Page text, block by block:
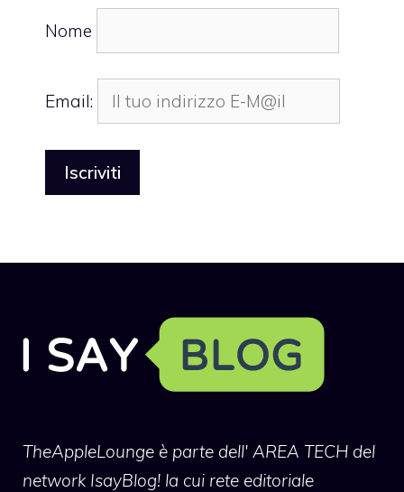
Nome
Email:
TheAppleLounge è parte dell' AREA TECH del
network IsayBlog! la cui rete editoriale